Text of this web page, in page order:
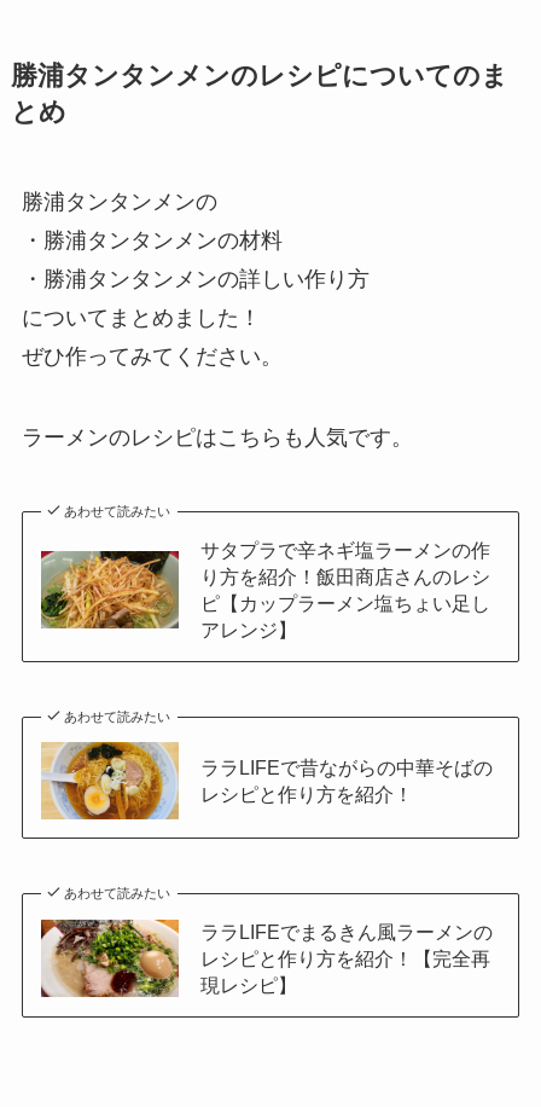
勝浦タンタンメンのレシピについてのま
とめ
勝浦タンタンメンの
・勝浦タンタンメンの材料
・勝浦タンタンメンの詳しい作り方
についてまとめました！
ぜひ作ってみてください。
ラーメンのレシピはこちらも人気です。
あわせて読みたい
サタプラで辛ネギ塩ラーメンの作
り方を紹介！飯田商店さんのレシ
ピ【カップラーメン塩ちょい足し
アレンジ】
あわせて読みたい
ララLIFEで昔ながらの中華そばの
レシピと作り方を紹介！
あわせて読みたい
ララLIFEでまるきん風ラーメンの
レシピと作り方を紹介！【完全再
現レシピ】